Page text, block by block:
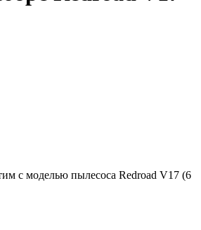
с моделью пылесоса Redroad V17 (6